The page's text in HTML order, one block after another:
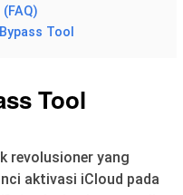
Tool
Tool
revolusioner yang
aktivasi iCloud pada